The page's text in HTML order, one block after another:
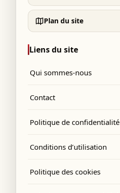
Plan du site
Liens du site
Qui sommes-nous
Contact
Politique de confidentialité
Conditions d’utilisation
Politique des cookies